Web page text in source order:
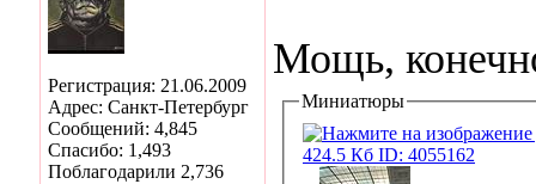
Регистрация: 21.06.2009
Адрес: Санкт-Петербург
Сообщений: 4,845
Спасибо: 1,493
Поблагодарили 2,736
Мощь,
Миниатюры